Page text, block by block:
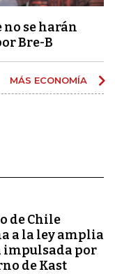
se harán
Bre-B
MÁS ECONOMÍA
de Chile
a la ley amplia
impulsada por
de Kast